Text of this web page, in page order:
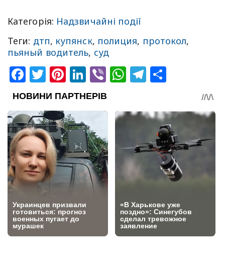
Категорія: Надзвичайні події
Теги: дтп, купянск, полиция, протокол,
пьяный водитель, суд
Facebook
Twitter
Pinterest
LinkedIn
ViberWhatsApp
Telegram